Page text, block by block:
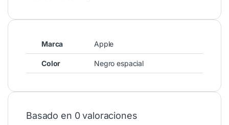
Marca Apple
Color Negro espacial
Basado en 0 valoraciones